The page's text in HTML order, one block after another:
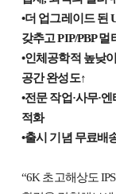
•더 업그레이드 된
갖추고 PIP/PBP 멀
•인체공학적 높낮
공간 완성도↑
•전문 작업·사무·
적화
•출시 기념 무료배
“6K 초고해상도